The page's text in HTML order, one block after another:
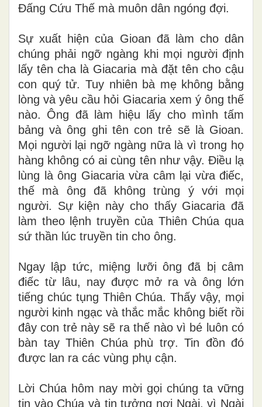
Đấng Cứu Thế mà muôn dân ngóng đợi.
Sự xuất hiện của Gioan đã làm cho dân
chúng phải ngỡ ngàng khi mọi người định
lấy tên cha là Giacaria mà đặt tên cho cậu
con quý tử. Tuy nhiên bà mẹ không bằng
lòng và yêu cầu hỏi Giacaria xem ý ông thế
nào. Ông đã làm hiệu lấy cho mình tấm
bảng và ông ghi tên con trẻ sẽ là Gioan.
Mọi người lại ngỡ ngàng nữa là vì trong họ
hàng không có ai cùng tên như vậy. Điều lạ
lùng là ông Giacaria vừa câm lại vừa điếc,
thế mà ông đã không trùng ý với mọi
người. Sự kiện này cho thấy Giacaria đã
làm theo lệnh truyền của Thiên Chúa qua
sứ thần lúc truyền tin cho ông.
Ngay lập tức, miệng lưỡi ông đã bị câm
điếc từ lâu, nay được mở ra và ông lớn
tiếng chúc tụng Thiên Chúa. Thấy vậy, mọi
người kinh ngạc và thắc mắc không biết rồi
đây con trẻ này sẽ ra thế nào vì bé luôn có
bàn tay Thiên Chúa phù trợ. Tin đồn đó
được lan ra các vùng phụ cận.
Lời Chúa hôm nay mời gọi chúng ta vững
tin vào Chúa và tin tưởng nơi Ngài, vì Ngài